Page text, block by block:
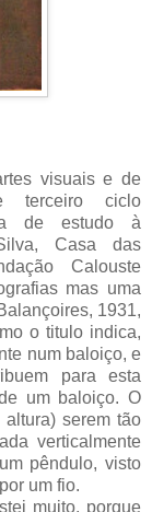
visuais e de
terceiro ciclo
de estudo à
Casa das
Calouste
mas uma
1931,
o titulo indica,
num baloiço, e
para esta
um baloiço. O
serem tão
verticalmente
pêndulo, visto
um fio.
muito, porque